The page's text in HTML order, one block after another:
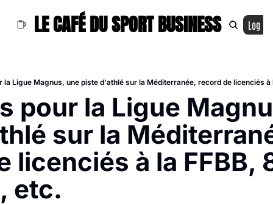
LE CAFÉ DU SPORT BUSINESS Log In
pour la Ligue
sur la
licenciés à la FFBB,
etc.